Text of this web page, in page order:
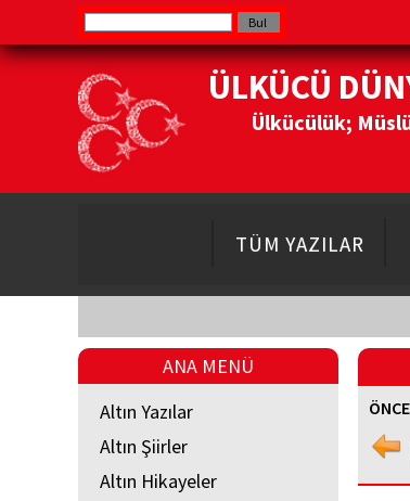
ÜLKÜCÜ
Ülkücülük;
TÜM YAZILAR
ANA MENÜ
Altın Yazılar
Altın Şiirler
Altın Hikayeler